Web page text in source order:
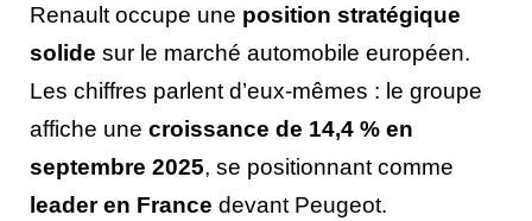
Renault occupe une position stratégique
solide sur le marché automobile européen.
Les chiffres parlent d’eux-mêmes : le groupe
affiche une croissance de 14,4 % en
septembre 2025, se positionnant comme
leader en France devant Peugeot.